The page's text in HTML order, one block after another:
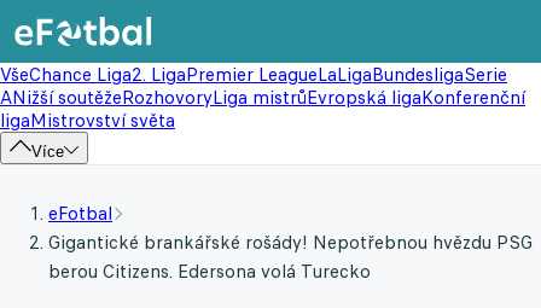
VšeChance Liga2. LigaPremier LeagueLaLigaBundesligaSerie
ANižší soutěžeRozhovoryLiga mistrůEvropská ligaKonferenční
ligaMistrovství světa
Více
eFotbal
Gigantické brankářské rošády! Nepotřebnou hvězdu PSG
berou Citizens. Edersona volá Turecko